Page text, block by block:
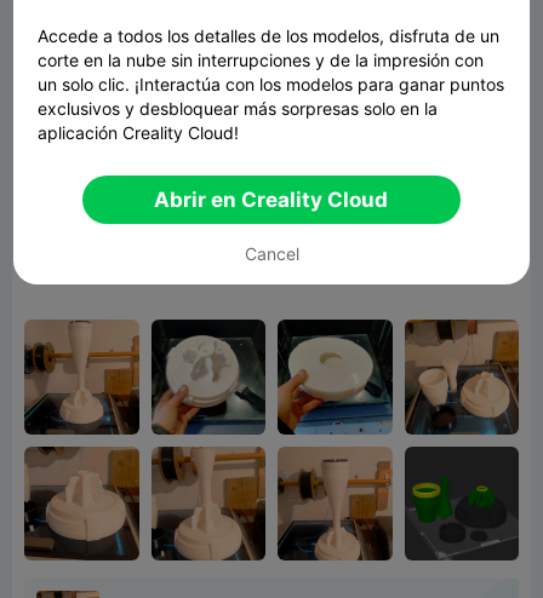
nson @JennyDE☺️ @Chti-Maker-
62 @kostikim @JRDB98 @Justin
Eades @jaybayuz
Accede a todos los detalles de los modelos, disfruta de un
corte en la nube sin interrupciones y de la impresión con
un solo clic. ¡Interactúa con los modelos para ganar puntos
exclusivos y desbloquear más sorpresas solo en la
aplicación Creality Cloud!
Abrir en Creality Cloud
Cancel